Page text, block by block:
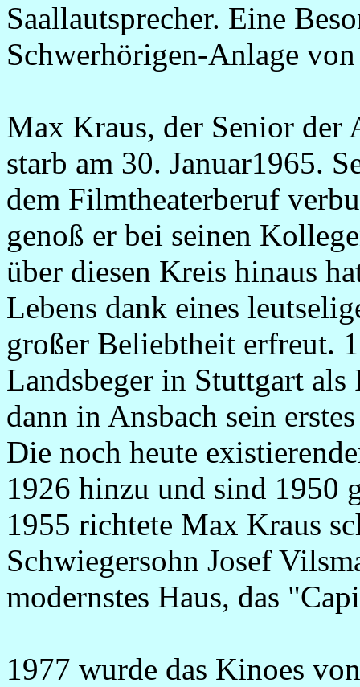
Saallautsprecher. Eine
Schwerhörigen-Anlage
Max Kraus, der Senior der
starb am 30. Januar1965.
dem Filmtheaterberuf
genoß er bei seinen
über diesen Kreis hinaus
Lebens dank eines
großer Beliebtheit erfreut.
Landsbeger in Stuttgart
dann in Ansbach sein
Die noch heute
1926 hinzu und sind 1950
1955 richtete Max Kraus
Schwiegersohn Josef
modernstes Haus, das
1977 wurde das Kinoes